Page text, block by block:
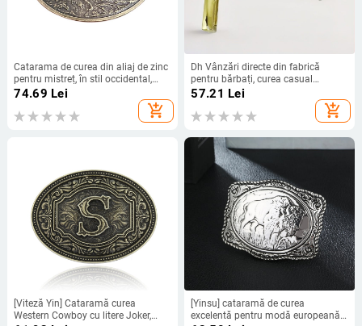
Catarama de curea din aliaj de zinc
pentru mistreț, în stil occidental,
pentru comerțul exterior european
și american, este mare și favorabilă.
74.69 Lei
add_shopping_cart
Dh Vânzări directe din fabrică
pentru bărbați, curea casual
versatilă, cataramă de 4,0 cm,
cataramă cu placă netedă din aliaj
de zinc, cataramă în formă de T, en-
57.21 Lei
add_shopping_cart
[Viteză Yin] Cataramă curea
Western Cowboy cu litere Joker,
[Yinsu] cataramă de curea
excelentă pentru modă europeană